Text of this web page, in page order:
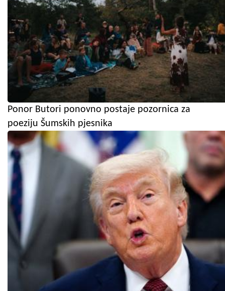
Ponor Butori ponovno postaje pozornica za
poeziju Šumskih pjesnika